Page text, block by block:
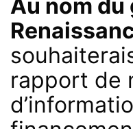
Au nom du
rapport de